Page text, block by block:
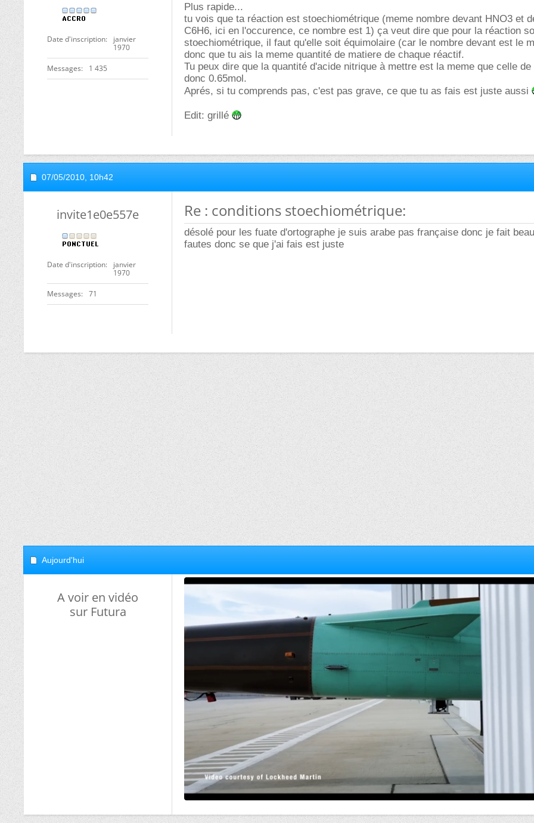
Date d'inscription
janvier
1970
Messages 1 435
Plus rapide...
tu vois que ta réaction est stoechiométrique (meme nombre devant HNO3 et
C6H6, ici en l'occurence, ce nombre est 1) ça veut dire que pour la réaction
stoechiométrique, il faut qu'elle soit équimolaire (car le nombre devant est le
donc que tu ais la meme quantité de matiere de chaque réactif.
Tu peux dire que la quantité d'acide nitrique à mettre est la meme que celle de
donc 0.65mol.
Aprés, si tu comprends pas, c'est pas grave, ce que tu as fais est juste aussi
Edit: grillé
07/05/2010, 10h42
invite1e0e557e
Date d'inscription
janvier
1970
Messages 71
Re : conditions stoechiométrique:
désolé pour les fuate d'ortographe je suis arabe pas française donc je fait
fautes donc se que j'ai fais est juste
Aujourd'hui
A voir en vidéo
sur Futura